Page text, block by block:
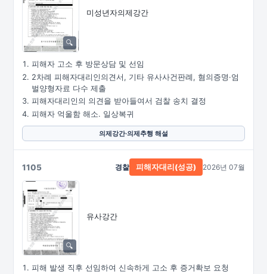
미성년자의제강간
피해자 고소 후 방문상담 및 선임
2차례 피해자대리인의견서, 기타 유사사건판례, 혐의증명·엄
벌양형자료 다수 제출
피해자대리인의 의견을 받아들여서 검찰 송치 결정
피해자 억울함 해소. 일상복귀
의제강간·의제추행 해설
1105
유사강간
경찰 피해자대리(성공) 2026년 07월
피해 발생 직후 선임하여 신속하게 고소 후 증거확보 요청